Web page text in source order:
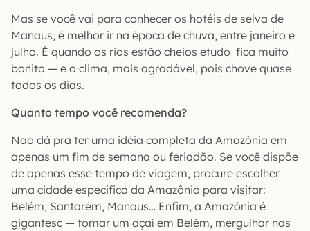
Mas se você vai para conhecer os hotéis de selva de
Manaus, é melhor ir na época de chuva, entre janeiro e
julho. É quando os rios estão cheios etudo fica muito
bonito — e o clima, mais agradável, pois chove quase
todos os dias.
Quanto tempo você recomenda?
Nao dá pra ter uma idéia completa da Amazônia em
apenas um fim de semana ou feriadão. Se você dispõe
de apenas esse tempo de viagem, procure escolher
uma cidade especifica da Amazônia para visitar:
Belém, Santarém, Manaus… Enfim, a Amazônia é
gigantesc — tomar um açaí em Belém, mergulhar nas